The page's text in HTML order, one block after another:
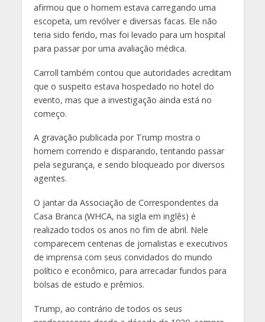
afirmou que o homem estava carregando uma
escopeta, um revólver e diversas facas. Ele não
teria sido ferido, mas foi levado para um hospital
para passar por uma avaliação médica.
Carroll também contou que autoridades acreditam
que o suspeito estava hospedado no hotel do
evento, mas que a investigação ainda está no
começo.
A gravação publicada por Trump mostra o
homem correndo e disparando, tentando passar
pela segurança, e sendo bloqueado por diversos
agentes.
O jantar da Associação de Correspondentes da
Casa Branca (WHCA, na sigla em inglês) é
realizado todos os anos no fim de abril. Nele
comparecem centenas de jornalistas e executivos
de imprensa com seus convidados do mundo
político e econômico, para arrecadar fundos para
bolsas de estudo e prêmios.
Trump, ao contrário de todos os seus